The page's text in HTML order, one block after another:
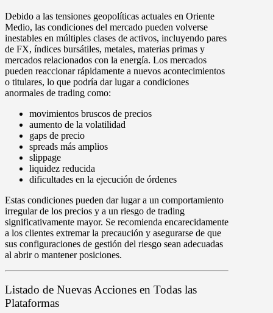
Debido a las tensiones geopolíticas actuales en Oriente
Medio, las condiciones del mercado pueden volverse
inestables en múltiples clases de activos, incluyendo pares
de FX, índices bursátiles, metales, materias primas y
mercados relacionados con la energía. Los mercados
pueden reaccionar rápidamente a nuevos acontecimientos
o titulares, lo que podría dar lugar a condiciones
anormales de trading como:
movimientos bruscos de precios
aumento de la volatilidad
gaps de precio
spreads más amplios
slippage
liquidez reducida
dificultades en la ejecución de órdenes
Estas condiciones pueden dar lugar a un comportamiento
irregular de los precios y a un riesgo de trading
significativamente mayor. Se recomienda encarecidamente
a los clientes extremar la precaución y asegurarse de que
sus configuraciones de gestión del riesgo sean adecuadas
al abrir o mantener posiciones.
Listado de Nuevas Acciones en Todas las
Plataformas